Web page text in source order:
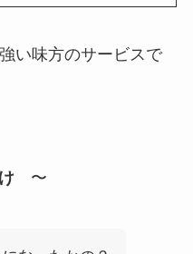
い味方のサービスで
〜